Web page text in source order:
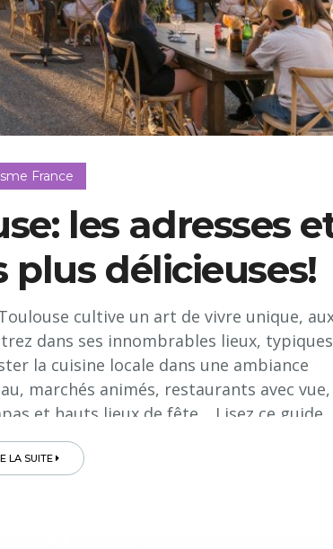
France
les adresses
plus délicieuses!
cultive un art de vivre unique,
dans ses innombrables lieux, typiques
la cuisine locale dans une ambiance
marchés animés, restaurants avec vue,
et hauts lieux de fête… Lisez ce guide...
LA SUITE